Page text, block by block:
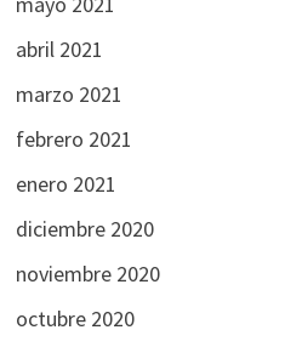
abril 2021
marzo 2021
febrero 2021
enero 2021
diciembre 2020
noviembre 2020
octubre 2020